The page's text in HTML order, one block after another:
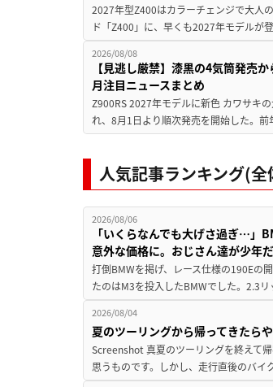
2027年型Z400はカラーチェンジで大人
ド「Z400」に、早くも2027年モデル
2026/08/08
【見逃し厳禁】漆黒の4気筒発売
月注目ニュースまとめ
Z900RS 2027年モデルに新色 カワサキ
れ、8月1日より順次発売を開始した。
人気記事ランキング(全
2026/08/06
「いくらなんでも大げさ過ぎ…」
意外な価格に。おじさん達が少年
打倒BMWを掲げ、レース仕様の190Eの
たのはM3を投入したBMWでした。2.3
2026/08/04
夏のツーリングから帰ってきたら
Screenshot 真夏のツーリングを終えて
思うものです。しかし、走行直後のバ